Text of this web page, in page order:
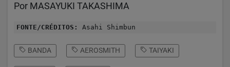
Por MASAYUKI TAKASHIMA
FONTE/CRÉDITOS: Asahi Shimbun
BANDA AEROSMITH TAIYAKI